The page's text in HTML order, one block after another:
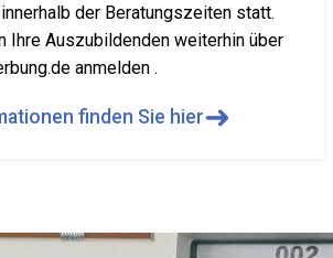
der Beratungszeiten statt.
Ihre Auszubildenden weiterhin über
anmelden .
finden Sie hier➜